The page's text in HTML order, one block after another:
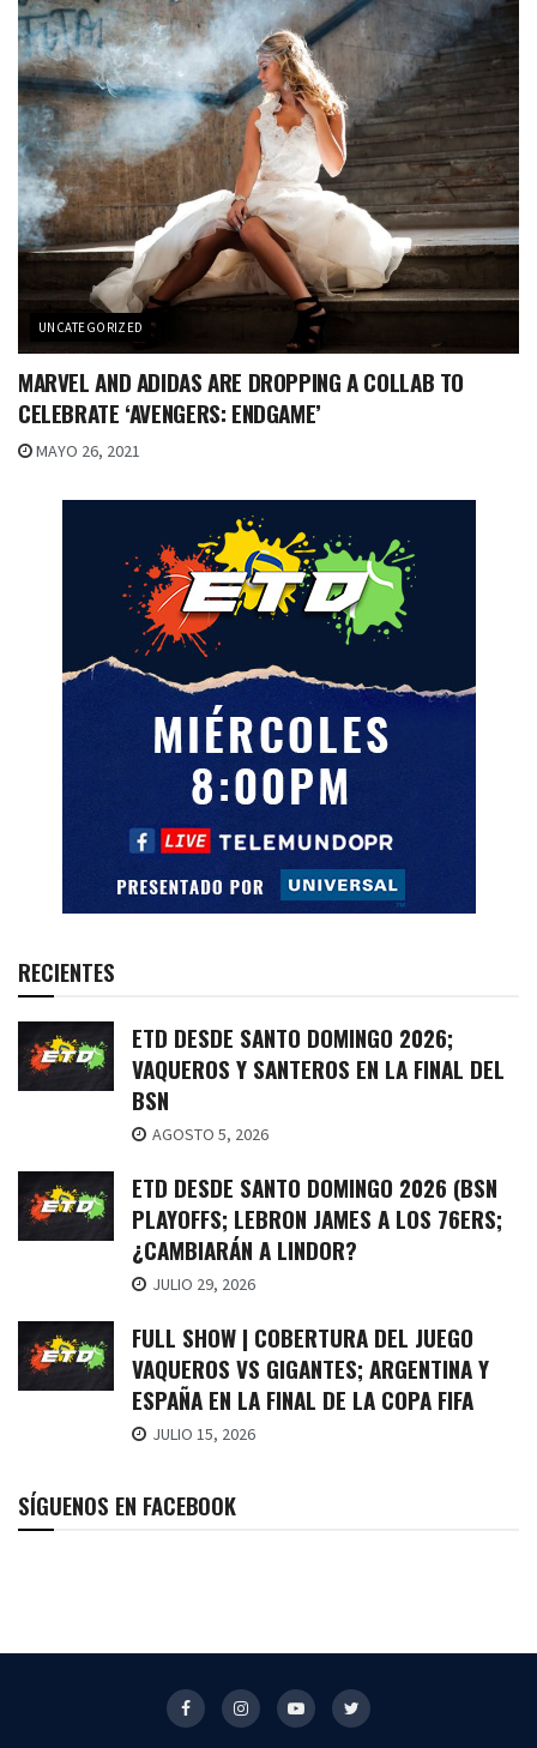
UNCATEGORIZED
MARVEL AND ADIDAS ARE DROPPING A COLLAB TO
CELEBRATE ‘AVENGERS: ENDGAME’
MAYO 26, 2021
RECIENTES
ETD DESDE SANTO DOMINGO 2026;
VAQUEROS Y SANTEROS EN LA FINAL DEL
BSN
AGOSTO 5, 2026
ETD DESDE SANTO DOMINGO 2026 (BSN
PLAYOFFS; LEBRON JAMES A LOS 76ERS;
¿CAMBIARÁN A LINDOR?
JULIO 29, 2026
FULL SHOW | COBERTURA DEL JUEGO
VAQUEROS VS GIGANTES; ARGENTINA Y
ESPAÑA EN LA FINAL DE LA COPA FIFA
JULIO 15, 2026
SÍGUENOS EN FACEBOOK